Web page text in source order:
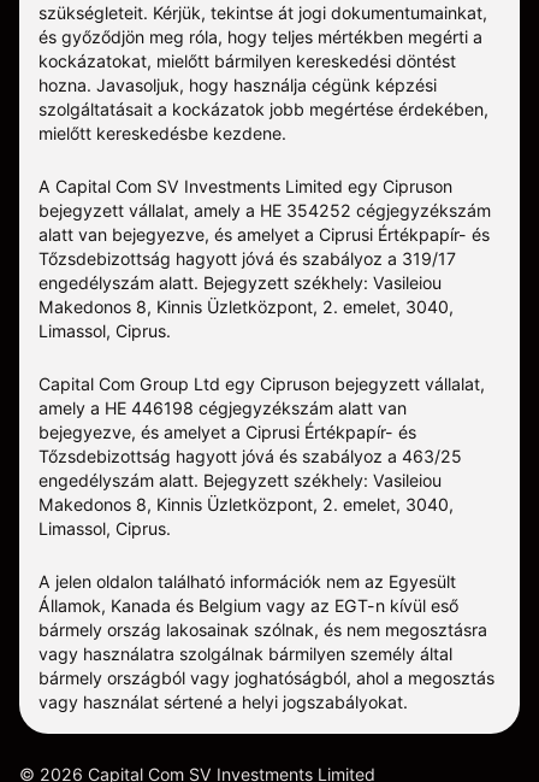
szükségleteit. Kérjük, tekintse át jogi dokumentumainkat,
és győződjön meg róla, hogy teljes mértékben megérti a
kockázatokat, mielőtt bármilyen kereskedési döntést
hozna. Javasoljuk, hogy használja cégünk képzési
szolgáltatásait a kockázatok jobb megértése érdekében,
mielőtt kereskedésbe kezdene.
A Capital Com SV Investments Limited egy Cipruson
bejegyzett vállalat, amely a HE 354252 cégjegyzékszám
alatt van bejegyezve, és amelyet a Ciprusi Értékpapír- és
Tőzsdebizottság hagyott jóvá és szabályoz a 319/17
engedélyszám alatt. Bejegyzett székhely: Vasileiou
Makedonos 8, Kinnis Üzletközpont, 2. emelet, 3040,
Limassol, Ciprus.
Capital Com Group Ltd egy Cipruson bejegyzett vállalat,
amely a ΗΕ 446198 cégjegyzékszám alatt van
bejegyezve, és amelyet a Ciprusi Értékpapír- és
Tőzsdebizottság hagyott jóvá és szabályoz a 463/25
engedélyszám alatt. Bejegyzett székhely: Vasileiou
Makedonos 8, Kinnis Üzletközpont, 2. emelet, 3040,
Limassol, Ciprus.
A jelen oldalon található információk nem az Egyesült
Államok, Kanada és Belgium vagy az EGT-n kívül eső
bármely ország lakosainak szólnak, és nem megosztásra
vagy használatra szolgálnak bármilyen személy által
bármely országból vagy joghatóságból, ahol a megosztás
vagy használat sértené a helyi jogszabályokat.
© 2026 Capital Com SV Investments Limited